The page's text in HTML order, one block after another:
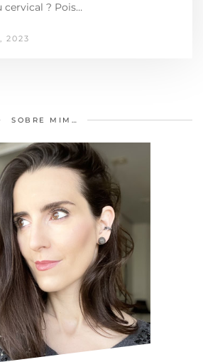
cervical ? Pois…
2023
SOBRE MIM…